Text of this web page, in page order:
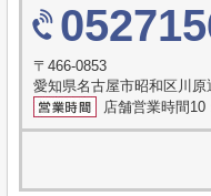
〒466-0853
愛知県名古屋市昭和区川
店舗営業時間